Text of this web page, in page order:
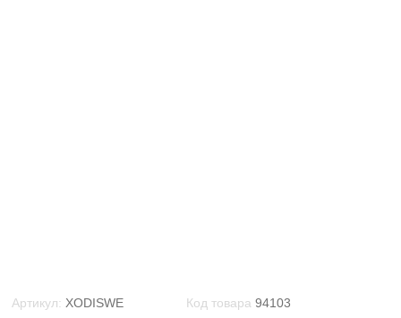
Артикул: XODISWE Код товара 94103